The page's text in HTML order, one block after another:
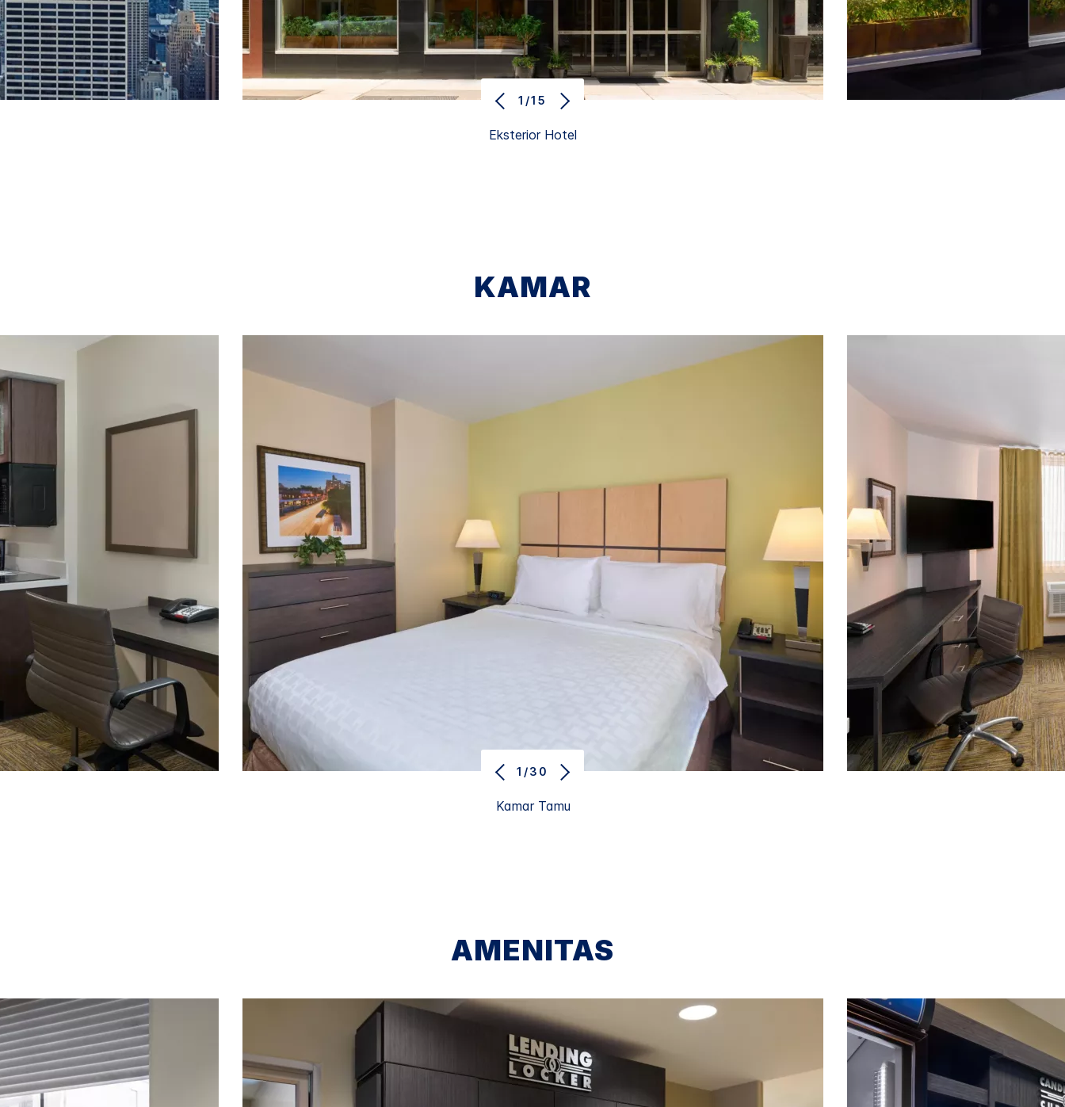
Eksterior Hotel
1/15
KAMAR
Kamar Tamu
1/30
AMENITAS